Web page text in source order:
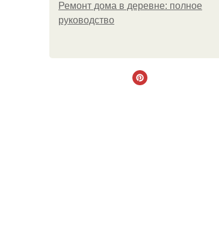
Ремонт дома в деревне: полное
руководство